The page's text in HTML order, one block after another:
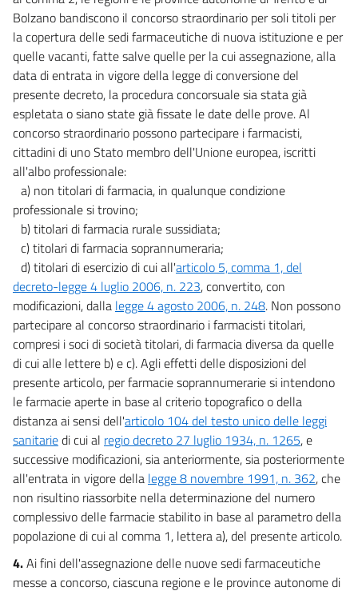
Titolo II
INFRASTRUTTURE
Capo I
Misure per lo
sviluppo
infrastrutturale
41
42
43
44
45
46
47
48
49
50
51
52
53
54
55
55 bis
Capo II
Misure per l'edilizia
Bolzano bandiscono il concorso straordinario per soli titoli per
la copertura delle sedi farmaceutiche di nuova istituzione e per
quelle vacanti, fatte salve quelle per la cui assegnazione, alla
data di entrata in vigore della legge di conversione del
presente decreto, la procedura concorsuale sia stata già
espletata o siano state già fissate le date delle prove. Al
concorso straordinario possono partecipare i farmacisti,
cittadini di uno Stato membro dell'Unione europea, iscritti
all'albo professionale:
a) non titolari di farmacia, in qualunque condizione
professionale si trovino;
b) titolari di farmacia rurale sussidiata;
c) titolari di farmacia soprannumeraria;
d) titolari di esercizio di cui all'articolo 5, comma 1, del
decreto-legge 4 luglio 2006, n. 223, convertito, con
modificazioni, dalla legge 4 agosto 2006, n. 248. Non possono
partecipare al concorso straordinario i farmacisti titolari,
compresi i soci di società titolari, di farmacia diversa da quelle
di cui alle lettere b) e c). Agli effetti delle disposizioni del
presente articolo, per farmacie soprannumerarie si intendono
le farmacie aperte in base al criterio topografico o della
distanza ai sensi dell'articolo 104 del testo unico delle leggi
sanitariedi cui al regio decreto 27 luglio 1934, n. 1265, e
successive modificazioni, sia anteriormente, sia posteriormente
all'entrata in vigore della legge 8 novembre 1991, n. 362, che
non risultino riassorbite nella determinazione del numero
complessivo delle farmacie stabilito in base al parametro della
popolazione di cui al comma 1, lettera a), del presente articolo.
4.Ai fini dell'assegnazione delle nuove sedi farmaceutiche
messe a concorso, ciascuna regione e le province autonome di